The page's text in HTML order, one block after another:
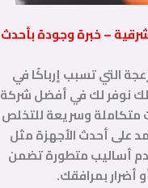
– خبرة وجودة بأحدث
التي تسبب إرباكًا في
نوفر لك في أفضل شركة
متكاملة وسريعة للتخلص
على أحدث الأجهزة مثل
أساليب متطورة تضمن
أضرار بمرافقك.